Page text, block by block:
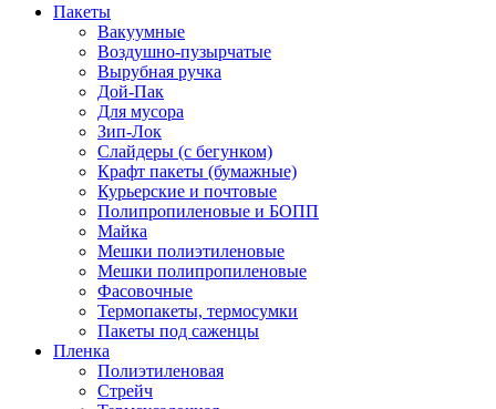
Пакеты
Вакуумные
Воздушно-пузырчатые
Вырубная ручка
Дой-Пак
Для мусора
Зип-Лок
Слайдеры (с бегунком)
Крафт пакеты (бумажные)
Курьерские и почтовые
Полипропиленовые и БОПП
Майка
Мешки полиэтиленовые
Мешки полипропиленовые
Фасовочные
Термопакеты, термосумки
Пакеты под саженцы
Пленка
Полиэтиленовая
Стрейч